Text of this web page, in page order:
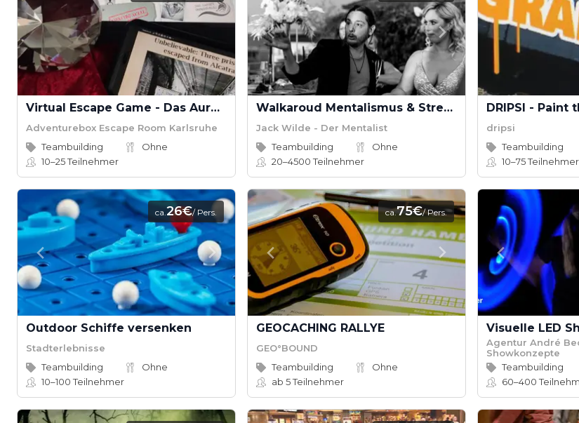
Virtual Escape Game - Das Aurora Vermächtnis
Adventurebox Escape Room Karlsruhe
Teambuilding
Ohne
10–25Teilnehmer
Walkaroud Mentalismus & Streetmagic
Jack Wilde - Der Mentalist
Teambuilding
Ohne
20–4500Teilnehmer
dripsi
Teambuilding
10–75Teilnehmer
ca.26€/ Pers.
Outdoor Schiffe versenken
Stadterlebnisse
Teambuilding
Ohne
10–100Teilnehmer
ca.75€/ Pers.
GEOCACHING RALLYE
GEO°BOUND
Teambuilding
Ohne
ab 5Teilnehmer
Visuelle LED
Agentur André
Showkonzepte
Teambuilding
60–400